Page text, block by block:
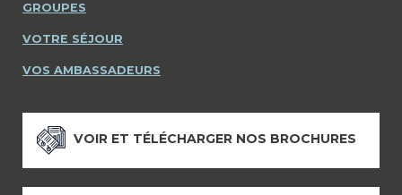
GROUPES
VOTRE SÉJOUR
VOS AMBASSADEURS
VOIR ET TÉLÉCHARGER NOS BROCHURES